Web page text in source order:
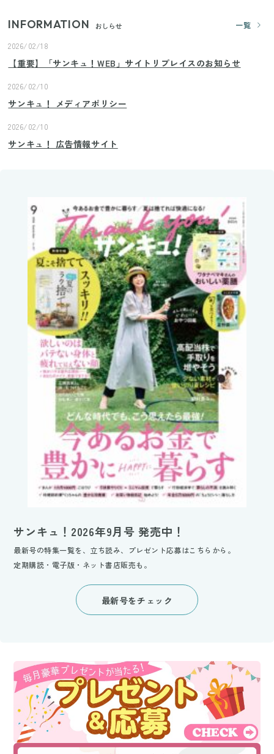
INFORMATION おしらせ
一覧
2026/02/18
【重要】「サンキュ！WEB」サイトリプレイスのお知らせ
2026/02/10
サンキュ！ メディアポリシー
2026/02/10
サンキュ！ 広告情報サイト
サンキュ！2026年9月号 発売中！
最新号の特集一覧を、立ち読み、プレゼント応募はこちらから。
定期購読・電子版・ネット書店販売も。
最新号をチェック